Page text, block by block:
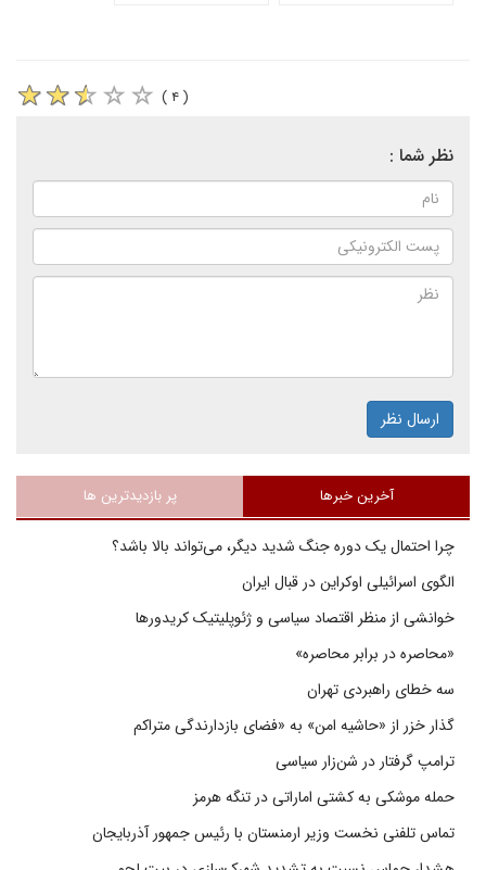
( ۴ )
نظر شما :
ارسال نظر
آخرین خبرها پر بازدیدترین ها
چرا احتمال یک دوره جنگ شدید دیگر، می‌تواند بالا باشد؟
الگوی اسرائیلی اوکراین در قبال ایران
خوانشی از منظر اقتصاد سیاسی و ژئوپلیتیک کریدورها
«محاصره در برابر محاصره»
سه خطای راهبردی تهران
گذار خزر از «حاشیه امن» به «فضای بازدارندگی متراکم
ترامپ گرفتار در شن‌زار سیاسی
حمله موشکی به کشتی اماراتی در تنگه هرمز
تماس تلفنی نخست وزیر ارمنستان با رئیس جمهور آذربایجان